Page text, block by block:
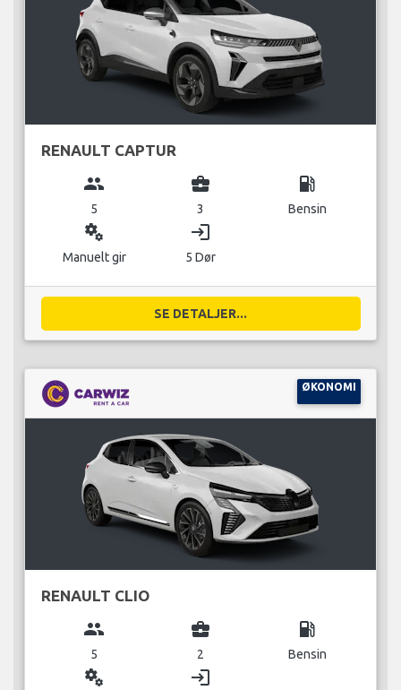
RENAULT CAPTUR
group
5
business_center
3
local_gas_station
Bensin
miscellaneous_services
Manuelt gir
login
5 Dør
SE DETALJER...
ØKONOMI
RENAULT CLIO
group
5
business_center
2
local_gas_station
Bensin
miscellaneous_services login